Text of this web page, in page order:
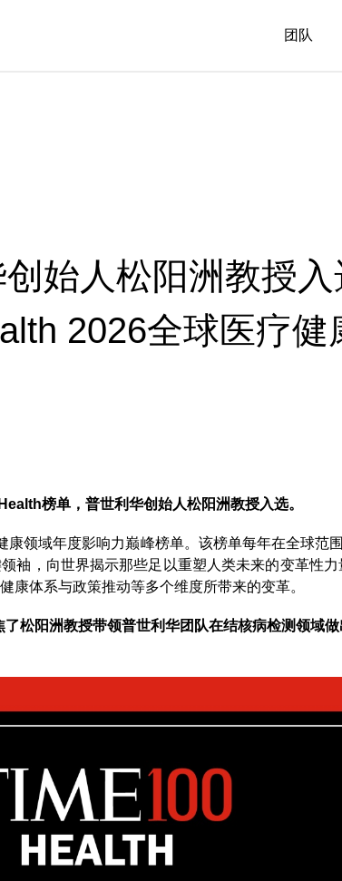
团队
始人松阳洲教授
2026全球医疗健
榜单，普世利华创始人松阳洲教授入选。
康领域年度影响力巅峰榜单。该榜单每年在全球范
袖，向世界揭示那些足以重塑人类未来的变革性
康体系与政策推动等多个维度所带来的变革。
松阳洲教授带领普世利华团队在结核病检测领域做